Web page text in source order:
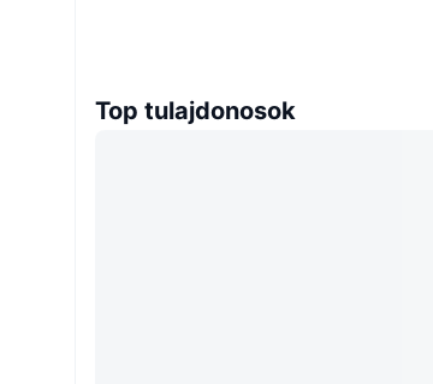
Top tulajdonosok